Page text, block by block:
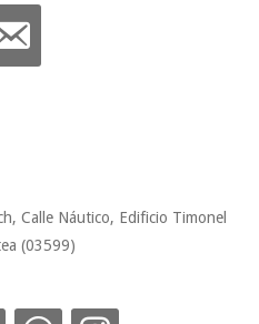
Calle Náutico, Edificio Timonel
(03599)